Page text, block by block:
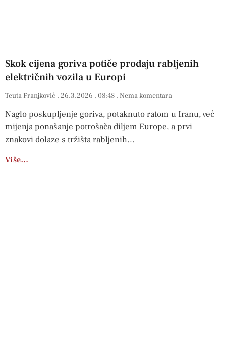
Skok cijena goriva potiče prodaju rabljenih
električnih vozila u Europi
Teuta Franjković 26.3.2026 08:48 Nema komentara
Naglo poskupljenje goriva, potaknuto ratom u Iranu, već
mijenja ponašanje potrošača diljem Europe, a prvi
znakovi dolaze s tržišta rabljenih
Više…